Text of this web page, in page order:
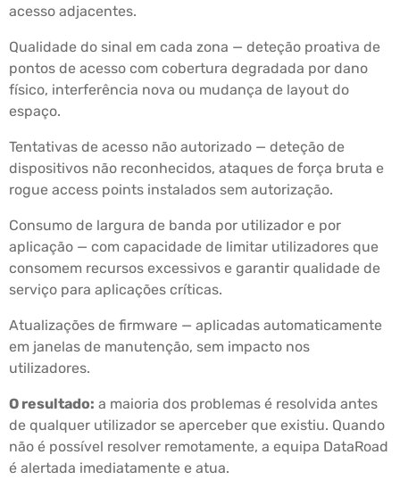
acesso adjacentes.
Qualidade do sinal em cada zona — deteção proativa de
pontos de acesso com cobertura degradada por dano
físico, interferência nova ou mudança de layout do
espaço.
Tentativas de acesso não autorizado — deteção de
dispositivos não reconhecidos, ataques de força bruta e
rogue access points instalados sem autorização.
Consumo de largura de banda por utilizador e por
aplicação — com capacidade de limitar utilizadores que
consomem recursos excessivos e garantir qualidade de
serviço para aplicações críticas.
Atualizações de firmware — aplicadas automaticamente
em janelas de manutenção, sem impacto nos
utilizadores.
O resultado: a maioria dos problemas é resolvida antes
de qualquer utilizador se aperceber que existiu. Quando
não é possível resolver remotamente, a equipa DataRoad
é alertada imediatamente e atua.